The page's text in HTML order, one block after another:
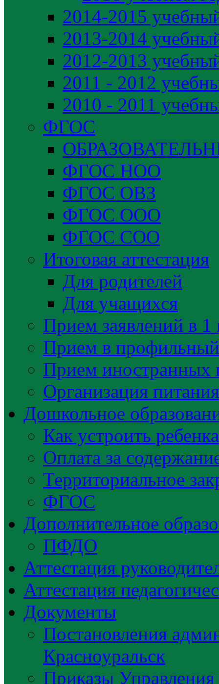
2014-2015
2013-2014
2012-2013
2011 - 2012
2010 - 2011
ФГОС
ФГОС НОО
ФГОС ОВЗ
ФГОС ООО
ФГОС СОО
Итоговая аттестация
Для родителей
Для учащихся
Прием заявлений в 1
Прием в
Прием иностранных
Организация
Дошкольное
Как устроить
Оплата за
Территориальное
ФГОС
Дополнительное
ПФДО
Аттестация
Аттестация
Документы
Постановления
Красноуральск
Приказы Управления